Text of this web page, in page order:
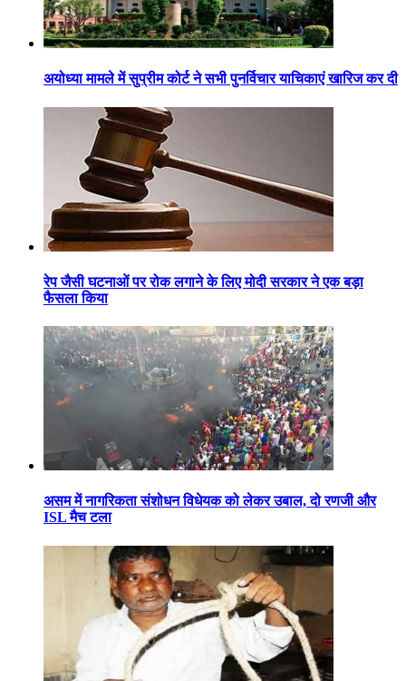
अयोध्या मामले में सुप्रीम कोर्ट ने सभी पुनर्विचार याचिकाएं खारिज कर दी
रेप जैसी घटनाओं पर रोक लगाने के लिए मोदी सरकार ने एक बड़ा
फैसला किया
असम में नागरिकता संशोधन विधेयक को लेकर उबाल, दो रणजी और
ISL मैच टला